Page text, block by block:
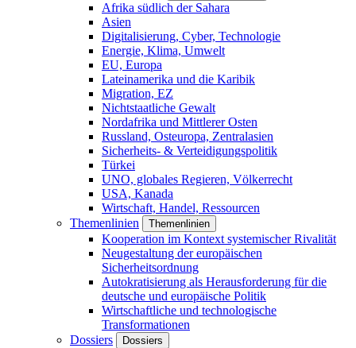
Afrika südlich der Sahara
Asien
Digitalisierung, Cyber, Technologie
Energie, Klima, Umwelt
EU, Europa
Lateinamerika und die Karibik
Migration, EZ
Nichtstaatliche Gewalt
Nordafrika und Mittlerer Osten
Russland, Osteuropa, Zentralasien
Sicherheits- & Verteidigungspolitik
Türkei
UNO, globales Regieren, Völkerrecht
USA, Kanada
Wirtschaft, Handel, Ressourcen
Themenlinien
Themenlinien
Kooperation im Kontext systemischer Rivalität
Neugestaltung der europäischen
Sicherheitsordnung
Autokratisierung als Herausforderung für die
deutsche und europäische Politik
Wirtschaftliche und technologische
Transformationen
Dossiers
Dossiers